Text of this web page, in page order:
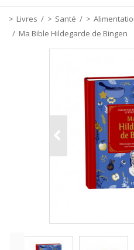
Livres / Santé /
/ Ma Bible Hildegarde de Bingen